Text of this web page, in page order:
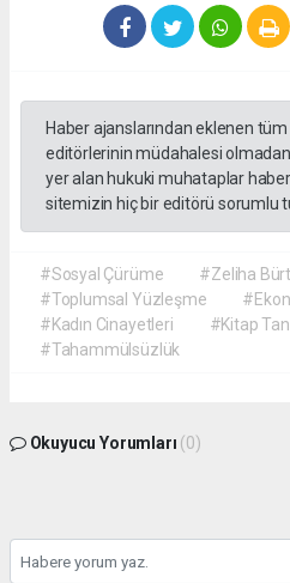
Haber ajanslarından eklenen
editörlerinin müdahalesi olmadan
yer alan hukuki muhataplar
sitemizin hiç bir editörü sorumlu
#Sosyal Çürüme #Zeliha
#Toplumsal Yüzleşme
#Kadın Cinayetleri
#Kitap
#Tahammülsüzlük
Okuyucu Yorumları (0)